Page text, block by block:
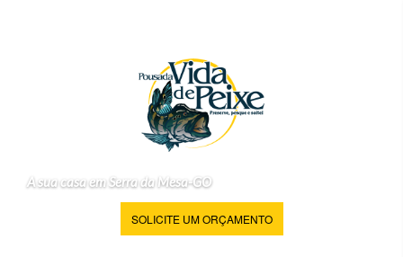
A sua casa em Serra da Mesa-GO
SOLICITE UM ORÇAMENTO